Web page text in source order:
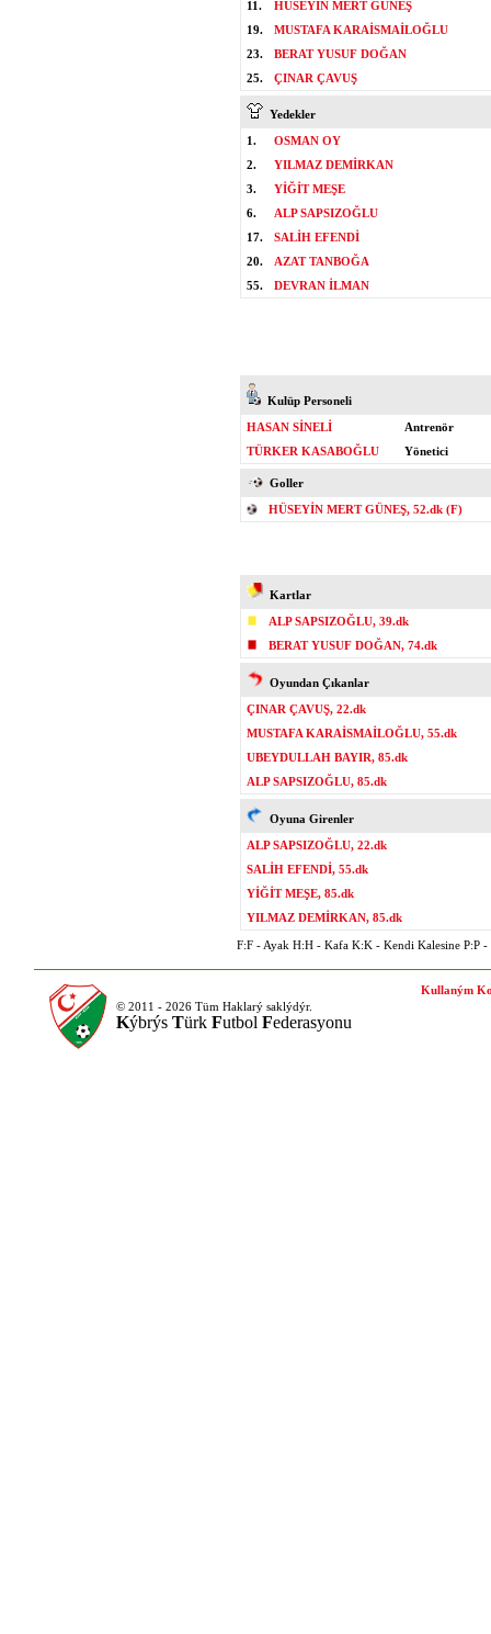
11.
HÜSEYİN MERT GÜNEŞ
19.
MUSTAFA KARAİSMAİLOĞLU
23.
BERAT YUSUF DOĞAN
25.
ÇINAR ÇAVUŞ
Yedekler
1.
OSMAN OY
2.
YILMAZ DEMİRKAN
3.
YİĞİT MEŞE
6.
ALP SAPSIZOĞLU
17.
SALİH EFENDİ
20.
AZAT TANBOĞA
55.
DEVRAN İLMAN
Kulüp Personeli
HASAN SİNELİ
Antrenör
TÜRKER KASABOĞLU
Yönetici
Goller
HÜSEYİN MERT GÜNEŞ, 52.dk (F)
Kartlar
ALP SAPSIZOĞLU, 39.dk
BERAT YUSUF DOĞAN, 74.dk
Oyundan Çıkanlar
ÇINAR ÇAVUŞ, 22.dk
MUSTAFA KARAİSMAİLOĞLU, 55.dk
UBEYDULLAH BAYIR, 85.dk
ALP SAPSIZOĞLU, 85.dk
Oyuna Girenler
ALP SAPSIZOĞLU, 22.dk
SALİH EFENDİ, 55.dk
YİĞİT MEŞE, 85.dk
YILMAZ DEMİRKAN, 85.dk
F:F - Ayak H:H - Kafa K:K - Kendi Kalesine P:P -
© 2011 - 2026 Tüm Haklarý saklýdýr.
Kýbrýs Türk Futbol Federasyonu
Kullaným